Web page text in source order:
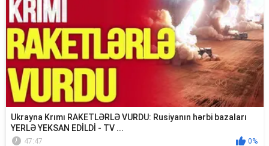
Ukrayna Krımı RAKETLƏRLƏ VURDU: Rusiyanın hərbi bazaları
YERLƏ YEKSAN EDİLDİ - TV ...
47:47
0%